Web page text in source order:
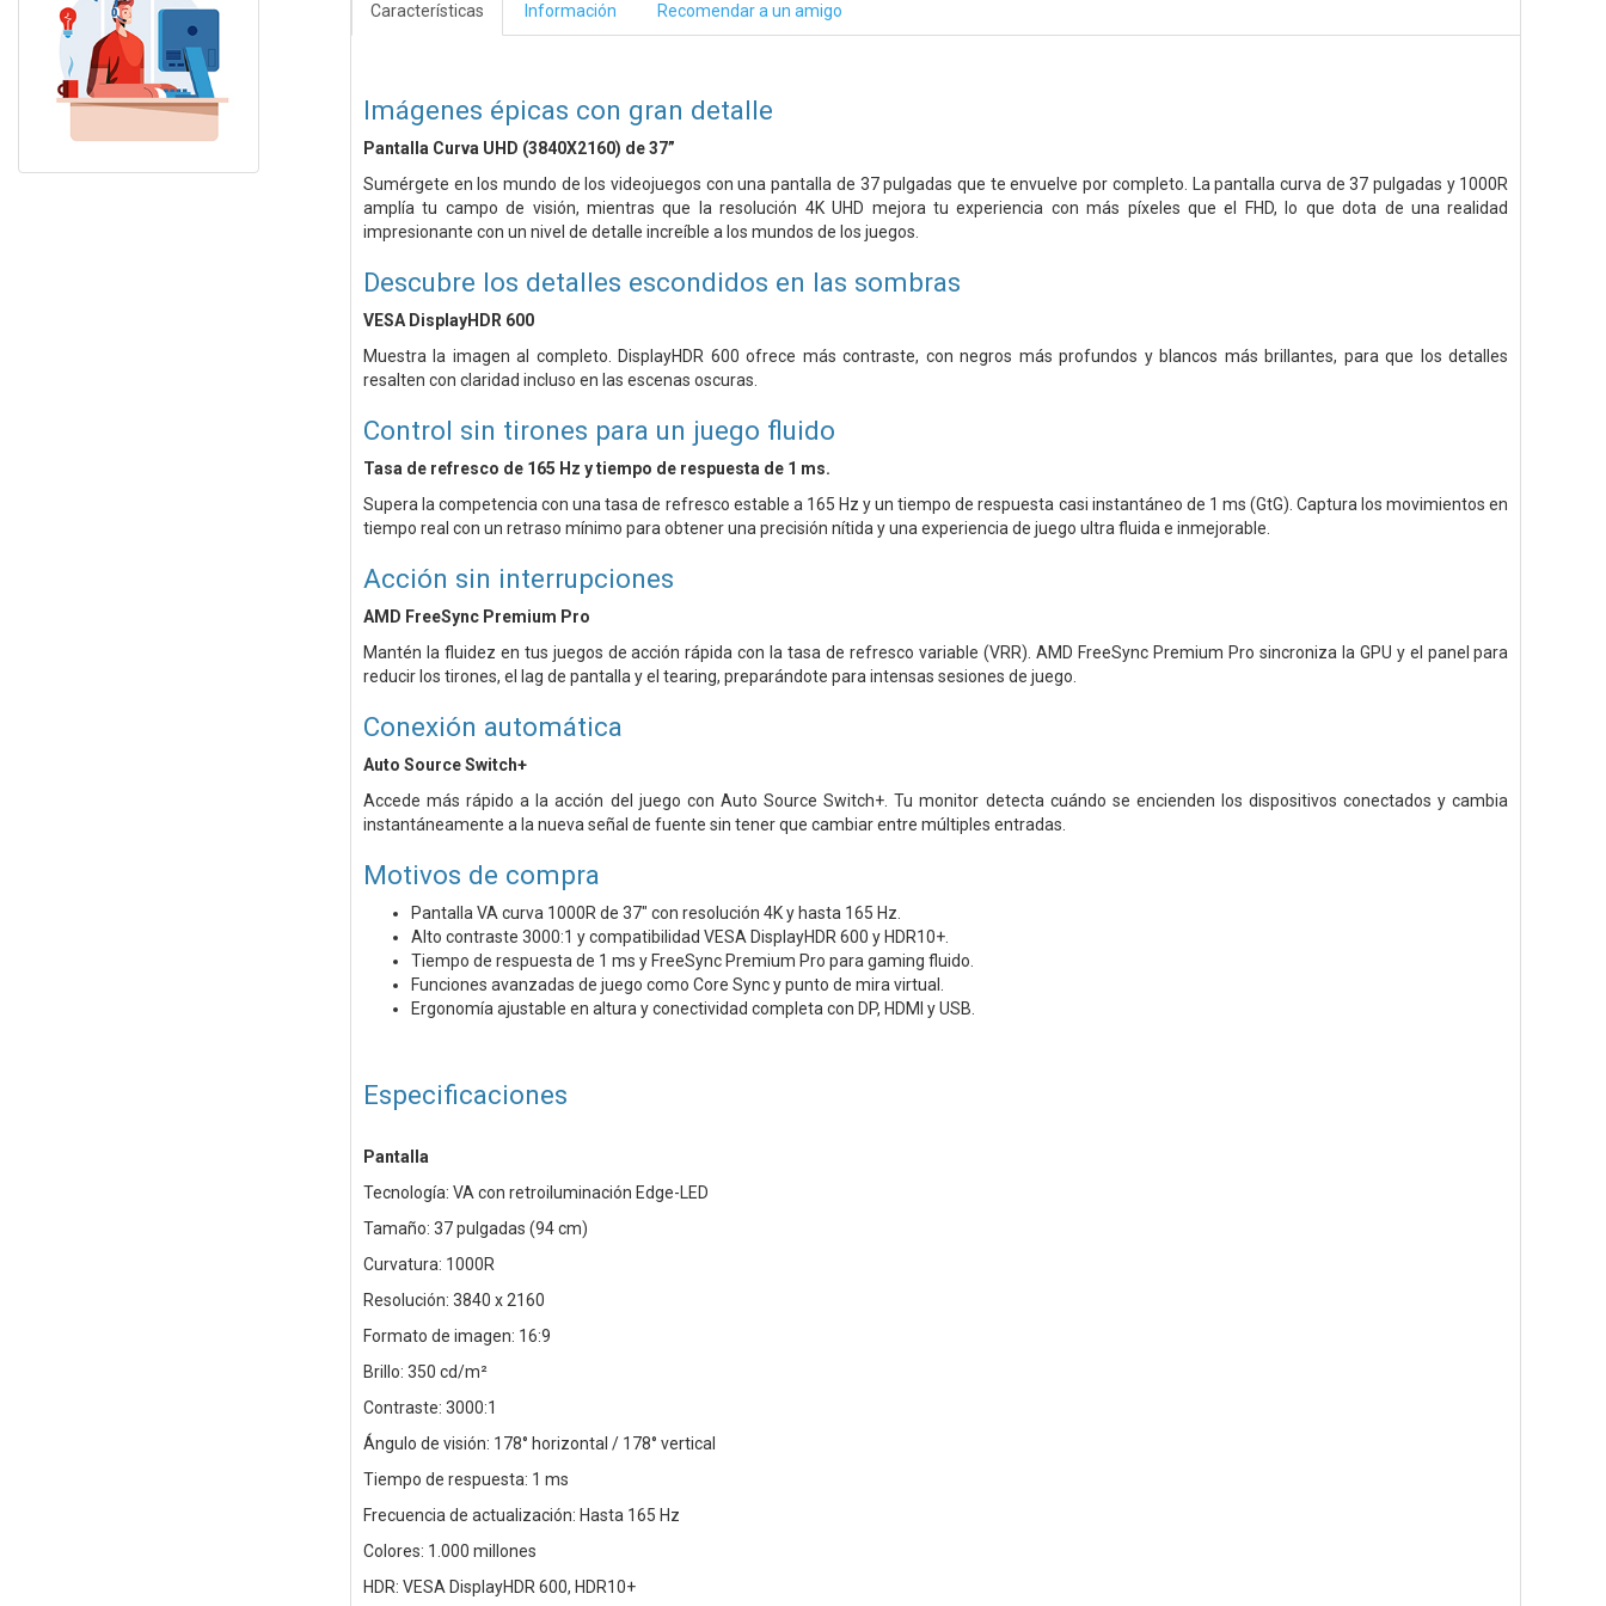
Características Información Recomendar a un amigo
Imágenes épicas con gran detalle
Pantalla Curva UHD (3840X2160) de 37”
Sumérgete en los mundo de los videojuegos con una pantalla de 37 pulgadas que te envuelve por completo. La pantalla curva de 37 pulgadas y 1000R
amplía tu campo de visión, mientras que la resolución 4K UHD mejora tu experiencia con más píxeles que el FHD, lo que dota de una realidad
impresionante con un nivel de detalle increíble a los mundos de los juegos.
Descubre los detalles escondidos en las sombras
VESA DisplayHDR 600
Muestra la imagen al completo. DisplayHDR 600 ofrece más contraste, con negros más profundos y blancos más brillantes, para que los detalles
resalten con claridad incluso en las escenas oscuras.
Control sin tirones para un juego fluido
Tasa de refresco de 165 Hz y tiempo de respuesta de 1 ms.
Supera la competencia con una tasa de refresco estable a 165 Hz y un tiempo de respuesta casi instantáneo de 1 ms (GtG). Captura los movimientos en
tiempo real con un retraso mínimo para obtener una precisión nítida y una experiencia de juego ultra fluida e inmejorable.
Acción sin interrupciones
AMD FreeSync Premium Pro
Mantén la fluidez en tus juegos de acción rápida con la tasa de refresco variable (VRR). AMD FreeSync Premium Pro sincroniza la GPU y el panel para
reducir los tirones, el lag de pantalla y el tearing, preparándote para intensas sesiones de juego.
Conexión automática
Auto Source Switch+
Accede más rápido a la acción del juego con Auto Source Switch+. Tu monitor detecta cuándo se encienden los dispositivos conectados y cambia
instantáneamente a la nueva señal de fuente sin tener que cambiar entre múltiples entradas.
Motivos de compra
Pantalla VA curva 1000R de 37" con resolución 4K y hasta 165 Hz.
Alto contraste 3000:1 y compatibilidad VESA DisplayHDR 600 y HDR10+.
Tiempo de respuesta de 1 ms y FreeSync Premium Pro para gaming fluido.
Funciones avanzadas de juego como Core Sync y punto de mira virtual.
Ergonomía ajustable en altura y conectividad completa con DP, HDMI y USB.
Especificaciones
Pantalla
Tecnología: VA con retroiluminación Edge-LED
Tamaño: 37 pulgadas (94 cm)
Curvatura: 1000R
Resolución: 3840 x 2160
Formato de imagen: 16:9
Brillo: 350 cd/m²
Contraste: 3000:1
Ángulo de visión: 178° horizontal / 178° vertical
Tiempo de respuesta: 1 ms
Frecuencia de actualización: Hasta 165 Hz
Colores: 1.000 millones
HDR: VESA DisplayHDR 600, HDR10+